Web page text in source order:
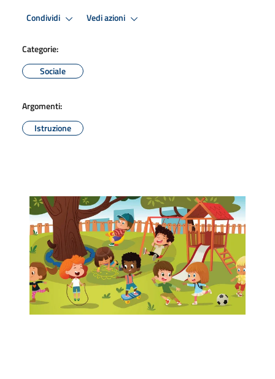
Condividi Vedi azioni
Categorie:
Sociale
Argomenti:
Istruzione